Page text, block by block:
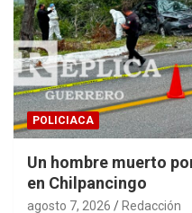
POLICIACA
Un hombre muerto
en Chilpancingo
agosto 7, 2026 Redacción